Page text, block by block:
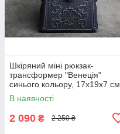
Шкіряний міні рюкзак-
трансформер "Венеція"
синього кольору, 17х19х7 см
В наявності
2 090 ₴ 2 250 ₴